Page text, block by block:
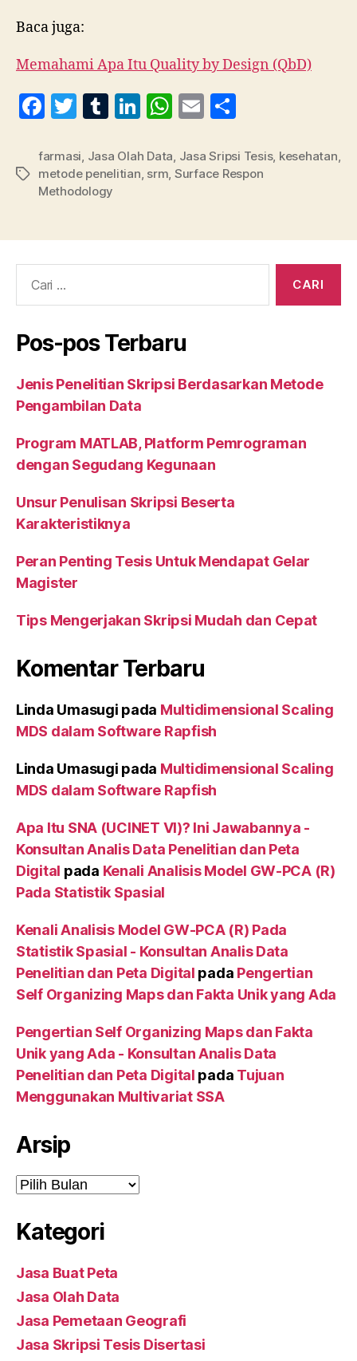
Baca juga:
Memahami Apa Itu Quality by Design (QbD)
F
c
e
o
o
k
T
itt
er
T
m
bl
r
Li
k
e
n
W
at
s
p
p
E
ai
l
a
re
Tag
farmasi Jasa Olah Data Jasa Sripsi Tesis, kesehatan
metode penelitian srm Surface Respon
Methodology
Pos-pos Terbaru
Jenis Penelitian Skripsi Berdasarkan Metode
Pengambilan Data
Program MATLAB, Platform Pemrograman
dengan Segudang Kegunaan
Unsur Penulisan Skripsi Beserta
Karakteristiknya
Peran Penting Tesis Untuk Mendapat Gelar
Magister
Tips Mengerjakan Skripsi Mudah dan Cepat
Komentar Terbaru
Linda Umasugi pada Multidimensional Scaling
MDS dalam Software Rapfish
Linda Umasugi pada Multidimensional Scaling
MDS dalam Software Rapfish
Apa Itu SNA (UCINET VI)? Ini Jawabannya -
Konsultan Analis Data Penelitian dan Peta
Digital pada Kenali Analisis Model GW-PCA (R)
Pada Statistik Spasial
Kenali Analisis Model GW-PCA (R) Pada
Statistik Spasial - Konsultan Analis Data
Penelitian dan Peta Digital pada Pengertian
Self Organizing Maps dan Fakta Unik yang Ada
Pengertian Self Organizing Maps dan Fakta
Unik yang Ada - Konsultan Analis Data
Penelitian dan Peta Digital pada Tujuan
Menggunakan Multivariat SSA
Arsip
Arsip
Kategori
Jasa Buat Peta
Jasa Olah Data
Jasa Pemetaan Geografi
Jasa Skripsi Tesis Disertasi